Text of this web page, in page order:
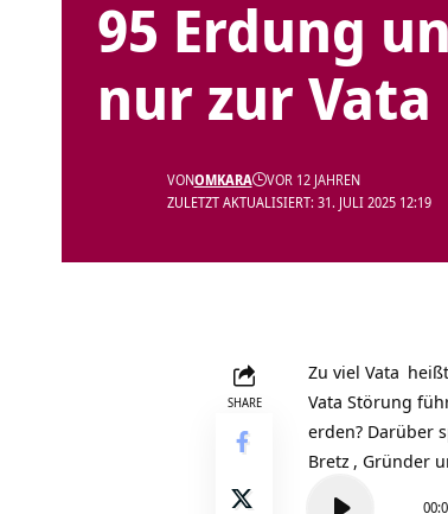
95 Erdung
nur zur
ZULETZT AKTUALISIERT: 31. JULI 2025 12:19
VONOMKARA VOR 12 JAHREN
SHARE
Zu viel Vata
Vata Störung
erden? Darüber
Bretz , Gründer